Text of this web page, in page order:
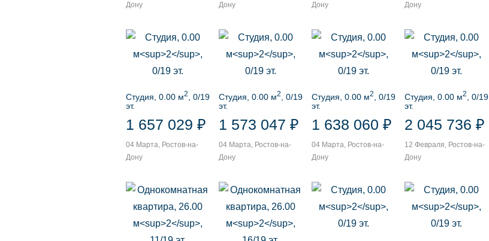
Дону
Дону
Дону
Дону
Студия, 0.00 м2
, 0/19
эт.
1 657 029 ₽
04 Марта, Ростов-на-
Дону
Студия, 0.00 м2
, 0/19
эт.
1 573 047 ₽
04 Марта, Ростов-на-
Дону
Студия, 0.00 м2
, 0/19
эт.
1 638 060 ₽
04 Марта, Ростов-на-
Дону
Студия, 0.00 м2
, 0/19
эт.
2 045 736 ₽
12 Февраля, Ростов-на-
Дону